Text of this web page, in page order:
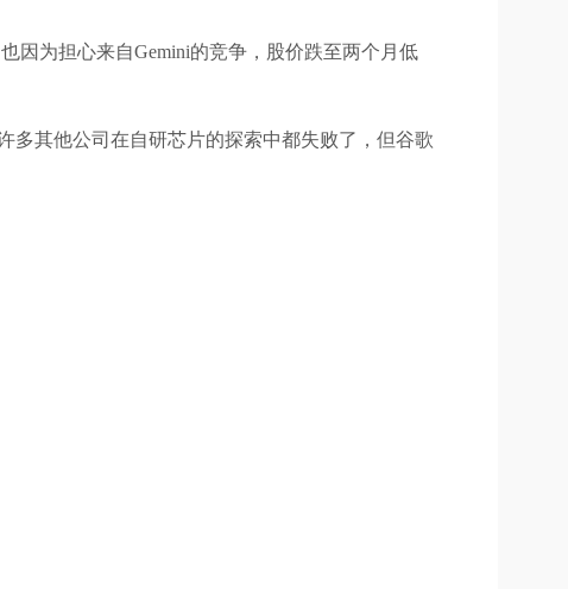
因为担心来自Gemini的竞争，股价跌至两个月低
多其他公司在自研芯片的探索中都失败了，但谷歌